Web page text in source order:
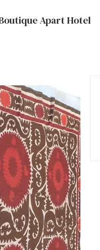
Apart Hotel